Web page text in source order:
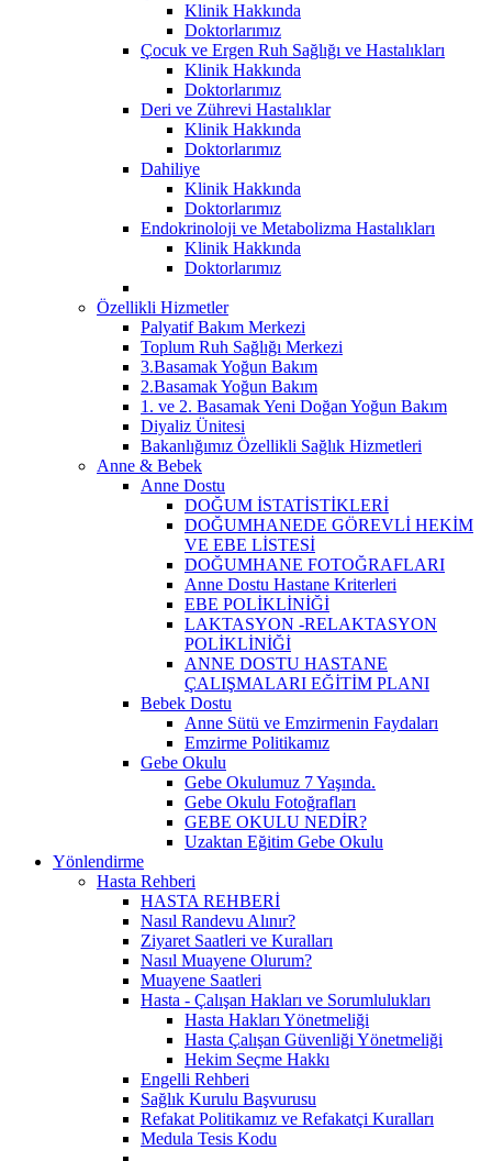
Klinik Hakkında
Doktorlarımız
Çocuk ve Ergen Ruh Sağlığı ve Hastalıkları
Klinik Hakkında
Doktorlarımız
Deri ve Zührevi Hastalıklar
Klinik Hakkında
Doktorlarımız
Dahiliye
Klinik Hakkında
Doktorlarımız
Endokrinoloji ve Metabolizma Hastalıkları
Klinik Hakkında
Doktorlarımız
Özellikli Hizmetler
Palyatif Bakım Merkezi
Toplum Ruh Sağlığı Merkezi
3.Basamak Yoğun Bakım
2.Basamak Yoğun Bakım
1. ve 2. Basamak Yeni Doğan Yoğun Bakım
Diyaliz Ünitesi
Bakanlığımız Özellikli Sağlık Hizmetleri
Anne & Bebek
Anne Dostu
DOĞUM İSTATİSTİKLERİ
DOĞUMHANEDE GÖREVLİ HEKİM
VE EBE LİSTESİ
DOĞUMHANE FOTOĞRAFLARI
Anne Dostu Hastane Kriterleri
EBE POLİKLİNİĞİ
LAKTASYON -RELAKTASYON
POLİKLİNİĞİ
ANNE DOSTU HASTANE
ÇALIŞMALARI EĞİTİM PLANI
Bebek Dostu
Anne Sütü ve Emzirmenin Faydaları
Emzirme Politikamız
Gebe Okulu
Gebe Okulumuz 7 Yaşında.
Gebe Okulu Fotoğrafları
GEBE OKULU NEDİR?
Uzaktan Eğitim Gebe Okulu
Yönlendirme
Hasta Rehberi
HASTA REHBERİ
Nasıl Randevu Alınır?
Ziyaret Saatleri ve Kuralları
Nasıl Muayene Olurum?
Muayene Saatleri
Hasta - Çalışan Hakları ve Sorumlulukları
Hasta Hakları Yönetmeliği
Hasta Çalışan Güvenliği Yönetmeliği
Hekim Seçme Hakkı
Engelli Rehberi
Sağlık Kurulu Başvurusu
Refakat Politikamız ve Refakatçi Kuralları
Medula Tesis Kodu